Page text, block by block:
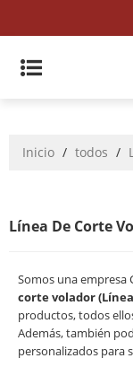
Inicio / todos /
Línea De Corte
Somos una
corte volador
productos, todos
Además, también
personalizados para